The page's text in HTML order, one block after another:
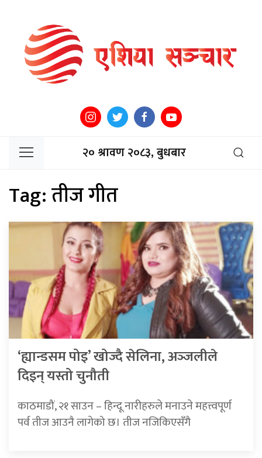
२० श्रावण २०८३, बुधबार
Tag:तीज गीत
‘ह्यान्डसम पोइ’ खोज्दै सेलिना, अञ्‍जलीले
दिइन् यस्तो चुनौती
काठमाडौं, २१ साउन – हिन्दू नारीहरुले मनाउने महत्त्वपूर्ण
पर्व तीज आउनै लागेको छ। तीज नजिकिएसँगै